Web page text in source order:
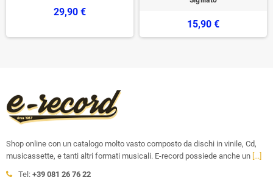
29,90 €
15,90 €
Shop online con un catalogo molto vasto composto da dischi in vinile, Cd,
musicassette, e tanti altri formati musicali. E-record possiede anche un [...]
Tel: +39 081 26 76 22